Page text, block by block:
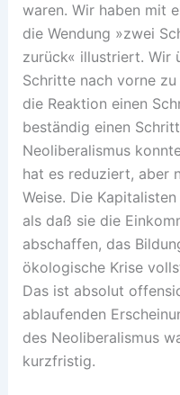
waren. Wir haben mit
die Wendung »zwei
zurück« illustriert. Wir
Schritte nach vorne
die Reaktion einen
beständig einen
Neoliberalismus
hat es reduziert, aber
Weise. Die
als daß sie die
abschaffen, das
ökologische Krise
Das ist absolut
ablaufenden
des Neoliberalismus
kurzfristig.